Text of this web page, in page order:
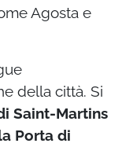
Agosta e
della città. Si
Saint-Martins
Porta di